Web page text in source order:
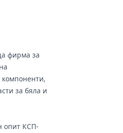
фирма за
компоненти,
за бяла и
опит КСП-